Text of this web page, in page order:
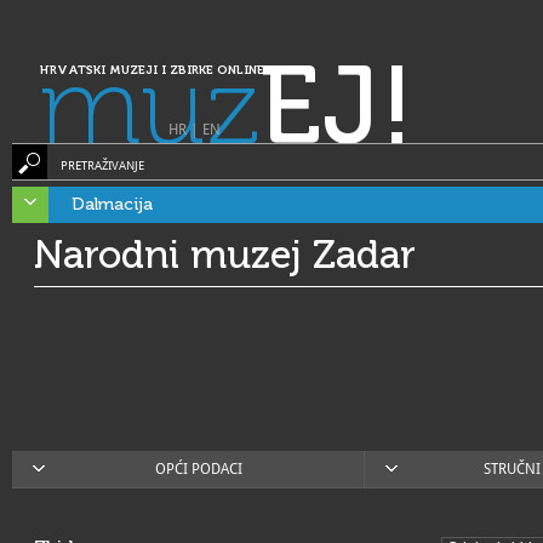
HRVATSKI MUZEJI I ZBIRKE ONLINE
muzEJ!
HR| EN
PRETRAŽIVANJE
Dalmacija
Narodni muzej Zadar
OPĆI PODACI